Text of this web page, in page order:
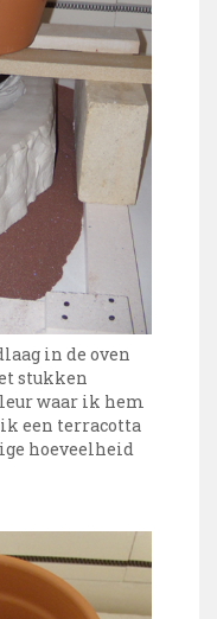
in de oven
stukken
waar ik hem
een terracotta
hoeveelheid